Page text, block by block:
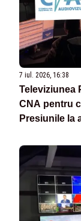
7 iul. 2026, 16:38
Televiziunea
CNA pentru
Presiunile la